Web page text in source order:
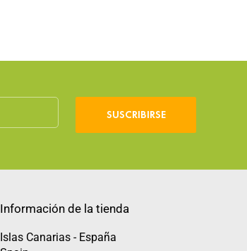
SUSCRIBIRSE
Información de la tienda
Islas Canarias - España